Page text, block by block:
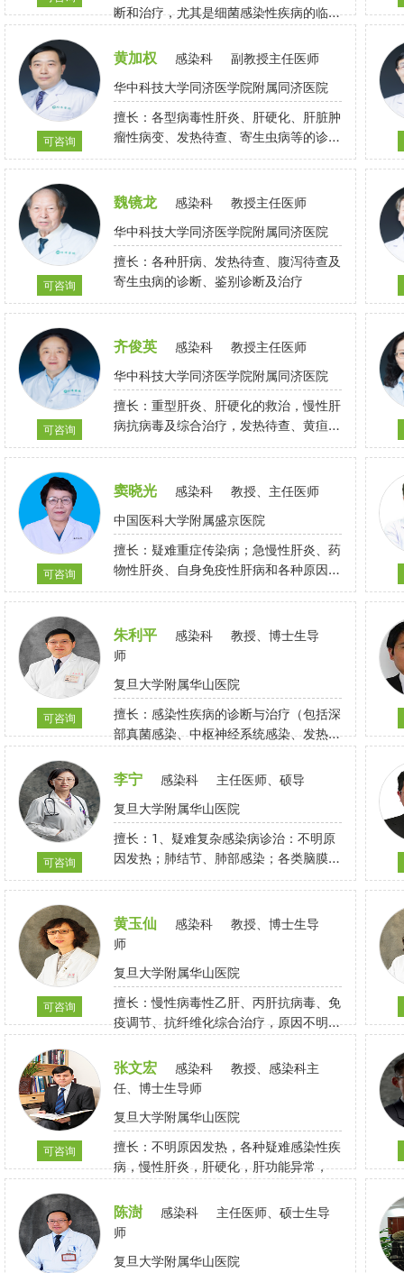
断和治疗，尤其是细菌感染性疾病的临床
诊治。
可咨询
黄加权 感染科
副教授主任医师
华中科技大学同济医学院附属同济医院
擅长：各型病毒性肝炎、肝硬化、肝脏肿
瘤性病变、发热待查、寄生虫病等的诊
断、治疗
可咨询
魏镜龙 感染科
教授主任医师
华中科技大学同济医学院附属同济医院
擅长：各种肝病、发热待查、腹泻待查及
寄生虫病的诊断、鉴别诊断及治疗
可咨询
齐俊英 感染科
教授主任医师
华中科技大学同济医学院附属同济医院
擅长：重型肝炎、肝硬化的救治，慢性肝
病抗病毒及综合治疗，发热待查、黄疸待
查等疑难和危重疾病的诊断与治疗，抗生
素合理应用
可咨询
窦晓光 感染科
教授、主任医师
中国医科大学附属盛京医院
擅长：疑难重症传染病；急慢性肝炎、药
物性肝炎、自身免疫性肝病和各种原因肝
硬化；乙肝母婴阻断和乙肝临床治愈；发
热、肝功异常和黄疸原因待查；儿童和成
人遗传代谢性肝病。
可咨询
朱利平 感染科
教授、博士生导
师
复旦大学附属华山医院
擅长：感染性疾病的诊断与治疗（包括深
部真菌感染、中枢神经系统感染、发热待
查、各型病毒性肝炎等）
可咨询
李宁 感染科
主任医师、硕导
复旦大学附属华山医院
擅长：1、疑难复杂感染病诊治：不明原
因发热；肺结节、肺部感染；各类脑膜
炎、脑脓肿、脑外科术后发热等中枢神经
系统感染；胆道感染、肝脓肿、腹腔感
染；血流感染、脓毒症；感染性心内膜
炎；皮肤软组织感染；骨关节感染；尿路
感染等各种疑难危重疾病；多重耐药菌感
染。2、肝病：慢乙肝临床治愈、脂肪
肝、自身免疫性肝炎、原发性胆汁性胆管
炎、药物性肝损害、肝衰竭等慢性肝病的
临床诊治。
可咨询
黄玉仙 感染科
教授、博士生导
师
复旦大学附属华山医院
擅长：慢性病毒性乙肝、丙肝抗病毒、免
疫调节、抗纤维化综合治疗，原因不明肝
病的诊断，脂肪肝、自身免疫性肝病、中
枢神经系统感染、不明原因发热及寄生虫
脑病的诊断和治疗。
可咨询
张文宏 感染科
教授、感染科主
任、博士生导师
复旦大学附属华山医院
擅长：不明原因发热，各种疑难感染性疾
病，慢性肝炎，肝硬化，肝功能异常，
陈澍 感染科
主任医师、硕士生导
师
复旦大学附属华山医院